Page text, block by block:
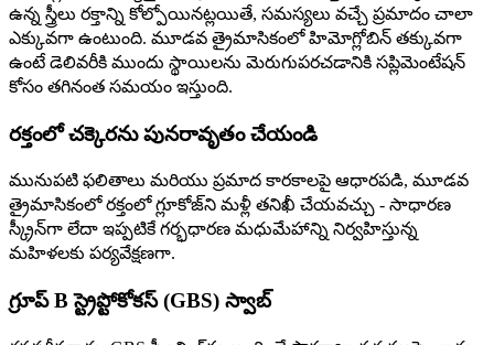
ఉన్న స్త్రీలు రక్తాన్ని కోల్పోయినట్లయితే, సమస్యలు వచ్చే ప్రమాదం చాలా
ఎక్కువగా ఉంటుంది. మూడవ త్రైమాసికంలో హిమోగ్లోబిన్ తక్కువగా
ఉంటే డెలివరీకి ముందు స్థాయిలను మెరుగుపరచడానికి సప్లిమెంటేషన్
కోసం తగినంత సమయం ఇస్తుంది.
రక్తంలో చక్కెరను పునరావృతం చేయండి
మునుపటి ఫలితాలు మరియు ప్రమాద కారకాలపై ఆధారపడి, మూడవ
త్రైమాసికంలో రక్తంలో గ్లూకోజ్‌ని మళ్లీ తనిఖీ చేయవచ్చు - సాధారణ
స్క్రీన్‌గా లేదా ఇప్పటికే గర్భధారణ మధుమేహాన్ని నిర్వహిస్తున్న
మహిళలకు పర్యవేక్షణగా.
గ్రూప్ B స్ట్రెప్టోకోకస్ (GBS) స్వాబ్